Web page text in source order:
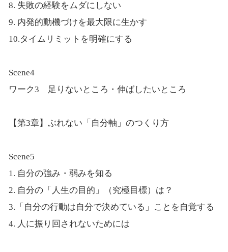
8. 失敗の経験をムダにしない
9. 内発的動機づけを最大限に生かす
10.タイムリミットを明確にする
Scene4
ワーク3 足りないところ・伸ばしたいところ
【第3章】ぶれない「自分軸」のつくり方
Scene5
1. 自分の強み・弱みを知る
2. 自分の「人生の目的」（究極目標）は？
3.「自分の行動は自分で決めている」ことを自覚する
4. 人に振り回されないためには